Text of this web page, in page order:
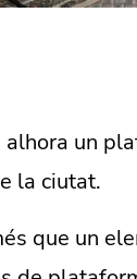
alhora un
la ciutat.
que un